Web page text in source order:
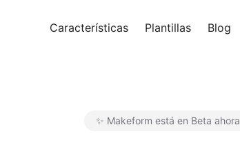
Características Plantillas Blog
✨ Makeform está en Beta ahora